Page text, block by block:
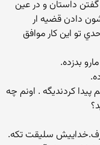
گفتن داستان و در عين
دادن قضيه ار
تو اين كار موافق
بدزده.
كردنديگه . اونم چه
سليقت تكه.